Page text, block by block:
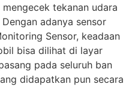
tekanan udara
adanya sensor
Sensor, keadaan
bisa dilihat di layar
pada seluruh ban
didapatkan pun secara